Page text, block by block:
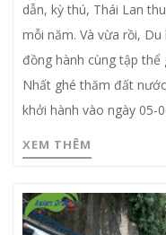
dẫn, kỳ thú, Thái Lan
mỗi năm. Và vừa rồi,
đồng hành cùng tập thể
Nhất ghé thăm đất
khởi hành vào ngày 05-
XEM THÊM